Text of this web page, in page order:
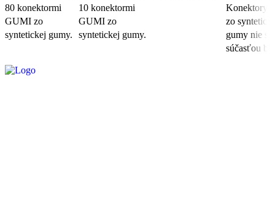
80 konektormi
GUMI zo
syntetickej gumy.
10 konektormi
GUMI zo
syntetickej gumy.
Konektory
zo
gumy nie sú
súčasťou